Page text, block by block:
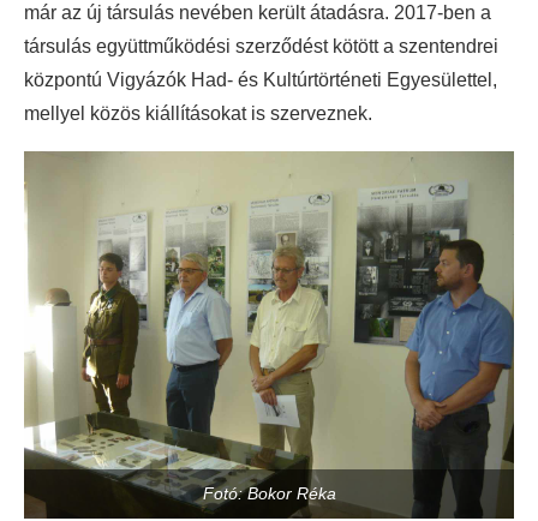
már az új társulás nevében került átadásra. 2017-ben a
társulás együttműködési szerződést kötött a szentendrei
központú Vigyázók Had- és Kultúrtörténeti Egyesülettel,
mellyel közös kiállításokat is szerveznek.
Fotó: Bokor Réka